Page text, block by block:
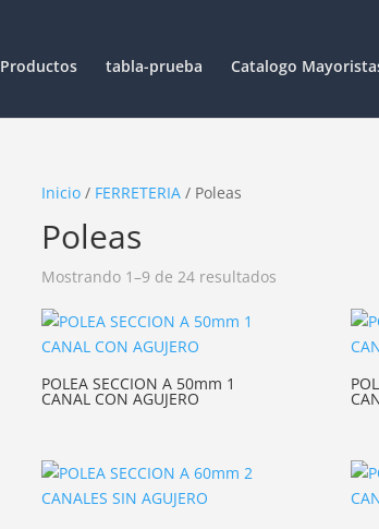
Productos tabla-prueba Catalogo
Inicio/ FERRETERIA/ Poleas
Poleas
Mostrando 1–9 de 24 resultados
POLEA SECCION A 50mm 1
CANAL CON AGUJERO